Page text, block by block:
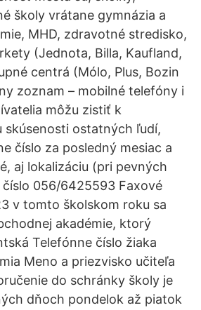
školy vrátane gymnázia a
MHD, zdravotné stredisko,
(Jednota, Billa, Kaufland,
centrá (Mólo, Plus, Bozin
zoznam – mobilné telefóny i
môžu zistiť k
skúsenosti ostatných ľudí,
číslo za posledný mesiac a
aj lokalizáciu (pri pevných
056/6425593 Faxové
v tomto školskom roku sa
akadémie, ktorý
Telefónne číslo žiaka
Meno a priezvisko učiteľa
do schránky školy je
dňoch pondelok až piatok